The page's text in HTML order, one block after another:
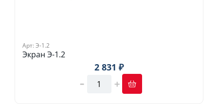
Арт: Э-1.2
Экран Э-1.2
2 831 ₽